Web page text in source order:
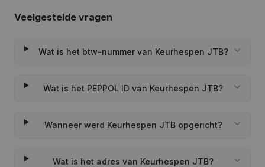
Veelgestelde vragen
Wat is het btw-nummer van Keurhespen JTB?
Wat is het PEPPOL ID van Keurhespen JTB?
Wanneer werd Keurhespen JTB opgericht?
Wat is het adres van Keurhespen JTB?